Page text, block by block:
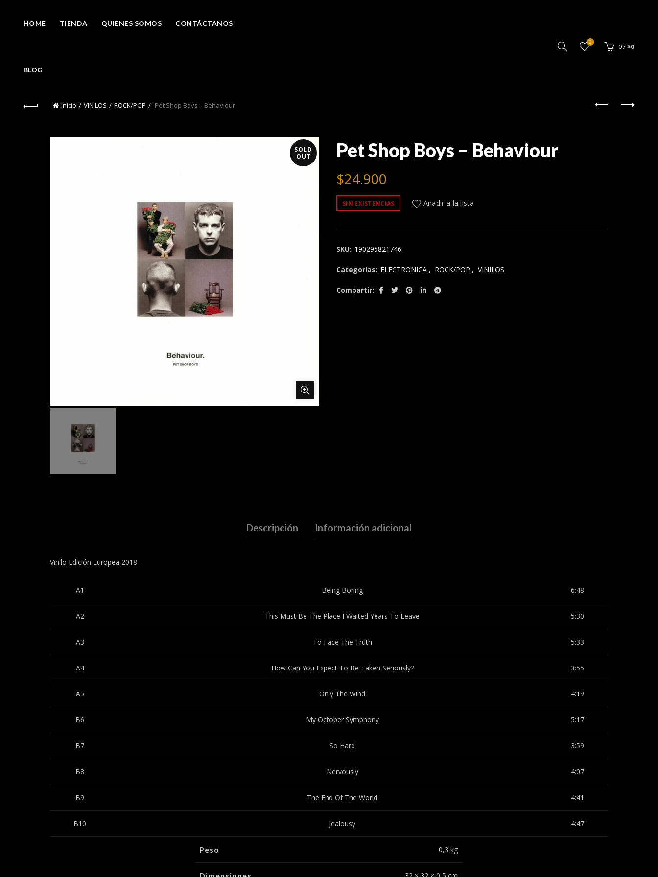
HOME TIENDA QUIENES SOMOS CONTÁCTANOS
BLOG
0
0/$0
Inicio VINILOS ROCK/POP Pet Shop Boys – Behaviour
SOLD
OUT
Pet Shop Boys – Behaviour
$24.900
SIN EXISTENCIAS Añadir a la lista
SKU: 190295821746
Categorías: ELECTRONICA , ROCK/POP , VINILOS
Compartir
Descripción Información adicional
Vinilo Edición Europea 2018
A1 Being Boring 6:48
A2 This Must Be The Place I Waited Years To Leave 5:30
A3 To Face The Truth 5:33
A4 How Can You Expect To Be Taken Seriously? 3:55
A5 Only The Wind 4:19
B6 My October Symphony 5:17
B7 So Hard 3:59
B8 Nervously 4:07
B9 The End Of The World 4:41
B10 Jealousy 4:47
Peso 0,3 kg